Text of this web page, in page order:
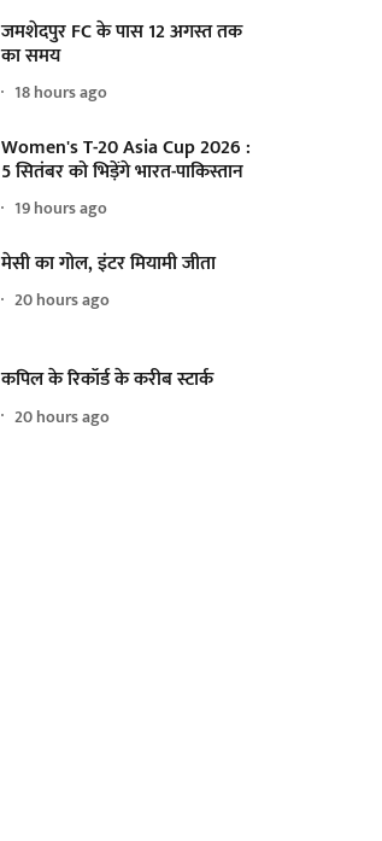
जमशेदपुर FC के पास 12 अगस्त तक
का समय
18 hours ago
Women's T-20 Asia Cup 2026 :
5 सितंबर को भिड़ेंगे भारत-पाकिस्तान
19 hours ago
मेसी का गोल, इंटर मियामी जीता
20 hours ago
कपिल के रिकॉर्ड के करीब स्टार्क
20 hours ago